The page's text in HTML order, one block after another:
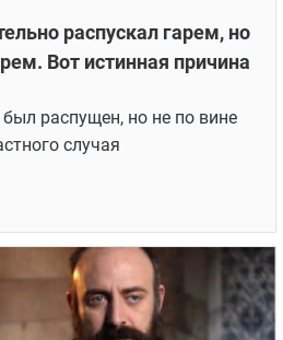
распускал гарем, но
Вот истинная причина
был распущен, но не по вине
случая